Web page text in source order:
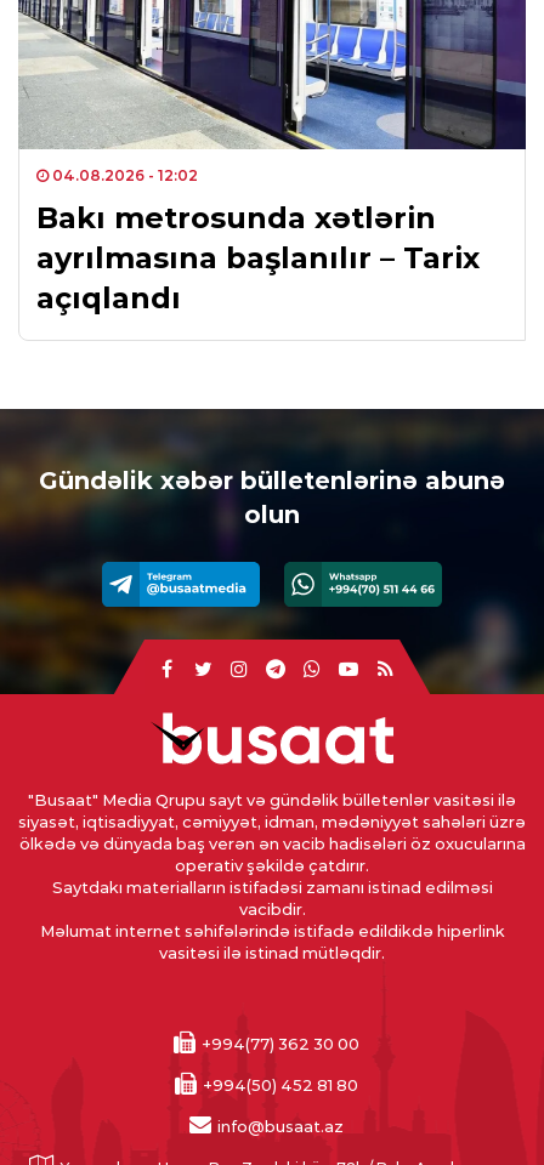
04.08.2026 - 12:02
Bakı metrosunda xətlərin
ayrılmasına başlanılır – Tarix
açıqlandı
Gündəlik xəbər bülletenlərinə abunə
olun
"Busaat" Media Qrupu sayt və gündəlik bülletenlər vasitəsi ilə
siyasət, iqtisadiyyat, cəmiyyət, idman, mədəniyyət sahələri üzrə
ölkədə və dünyada baş verən ən vacib hadisələri öz oxucularına
operativ şəkildə çatdırır.
Saytdakı materialların istifadəsi zamanı istinad edilməsi
vacibdir.
Məlumat internet səhifələrində istifadə edildikdə hiperlink
vasitəsi ilə istinad mütləqdir.
+994(77) 362 30 00
+994(50) 452 81 80
info@busaat.az